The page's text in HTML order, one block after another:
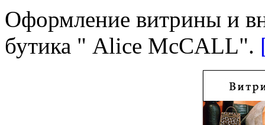
Оформление витрины и
бутика " Alice McCALL".